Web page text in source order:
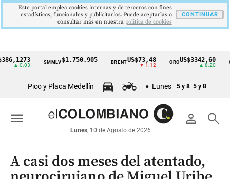
Cintillo
económicos
Colombia
SMMLV$1.750.905 BRENT US$73,48
▼ 1.12
ORO US$3342,60
Pico y Placa Medellín Lunes 5 y 8 5 y 8
person search
Lunes, 10 de Agosto de 2026
menu
A casi dos meses del atentado,
Este portal emplea cookies internas y de terceros con fines
estadísticos, funcionales y publicitarios. Puede aceptarlas o
consultar más en nuestra politica de cookies
CONTINUAR